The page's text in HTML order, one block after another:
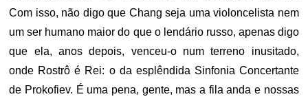
Com isso, não digo que Chang seja uma violoncelista nem
um ser humano maior do que o lendário russo, apenas digo
que ela, anos depois, venceu-o num terreno inusitado,
onde Rostrô é Rei: o da esplêndida Sinfonia Concertante
de Prokofiev. É uma pena, gente, mas a fila anda e nossas